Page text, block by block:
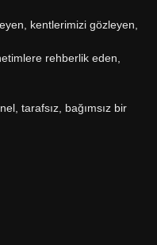
kentlerimizi gözleyen,
rehberlik eden,
tarafsız, bağımsız bir